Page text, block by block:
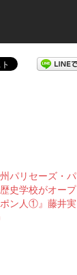
パリセーズ・パ
史学校がオープ
ン人①』藤井実